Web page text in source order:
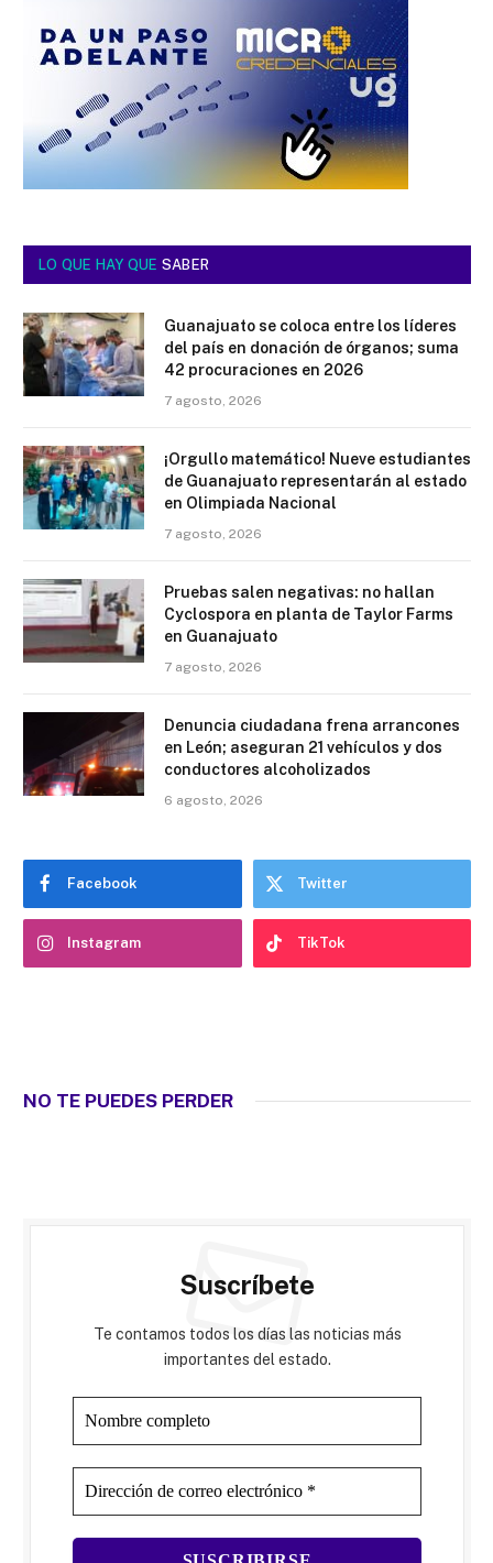
LO QUE HAY QUE SABER
Guanajuato se coloca entre los líderes
del país en donación de órganos; suma
42 procuraciones en 2026
7 agosto, 2026
¡Orgullo matemático! Nueve estudiantes
de Guanajuato representarán al estado
en Olimpiada Nacional
7 agosto, 2026
Pruebas salen negativas: no hallan
Cyclospora en planta de Taylor Farms
en Guanajuato
7 agosto, 2026
Denuncia ciudadana frena arrancones
en León; aseguran 21 vehículos y dos
conductores alcoholizados
6 agosto, 2026
Facebook Twitter
Instagram TikTok
NO TE PUEDES PERDER
Suscríbete
Te contamos todos los días las noticias más
importantes del estado.